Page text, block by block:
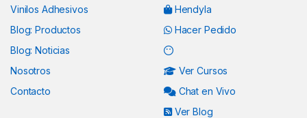
Vinilos Adhesivos
Blog: Productos
Blog: Noticias
Nosotros
Contacto
Hendyla
Hacer Pedido
Ver Cursos
Chat en Vivo
Ver Blog